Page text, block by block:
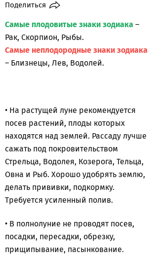
Поделиться
Самые плодовитые знаки зодиака –
Рак, Скорпион, Рыбы.
Самые неплодородные знаки зодиака
– Близнецы, Лев, Водолей.
• На растущей луне рекомендуется
посев растений, плоды которых
находятся над землей. Рассаду лучше
сажать под покровительством
Стрельца, Водолея, Козерога, Тельца,
Овна и Рыб. Хорошо удобрять землю,
делать прививки, подкормку.
Требуется усиленный полив.
• В полнолуние не проводят посев,
посадки, пересадки, обрезку,
прищипывание, пасынкование.